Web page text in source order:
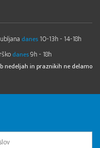
danes 10-13h - 14-18h
danes9h - 18h
nedeljah in praznikih ne delamo